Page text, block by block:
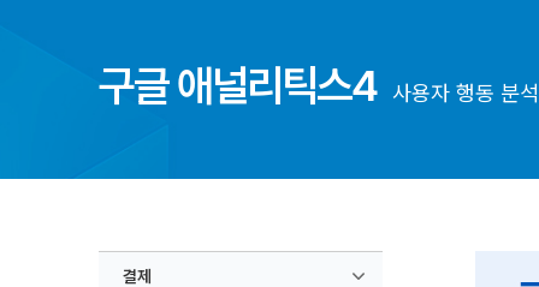
구글 애널리틱스4 사용자 행동 분
결제